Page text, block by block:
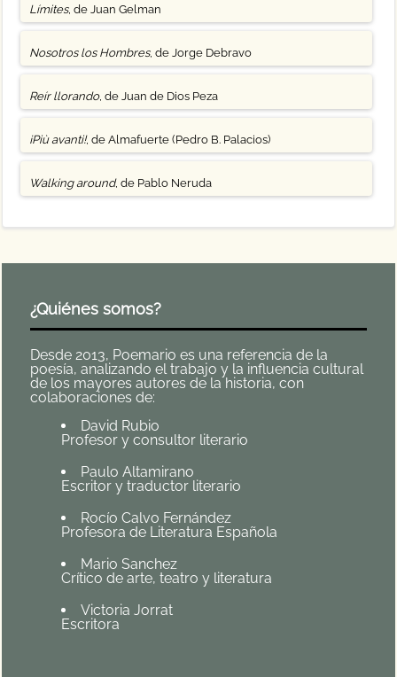
Límites, de Juan Gelman
Nosotros los Hombres, de Jorge Debravo
Reír llorando, de Juan de Dios Peza
¡Più avanti!, de Almafuerte (Pedro B. Palacios)
Walking around, de Pablo Neruda
¿Quiénes somos?
Desde 2013, Poemario es una referencia de la
poesía, analizando el trabajo y la influencia cultural
de los mayores autores de la historia, con
colaboraciones de:
David Rubio
Profesor y consultor literario
Paulo Altamirano
Escritor y traductor literario
Rocío Calvo Fernández
Profesora de Literatura Española
Mario Sanchez
Crítico de arte, teatro y literatura
Victoria Jorrat
Escritora